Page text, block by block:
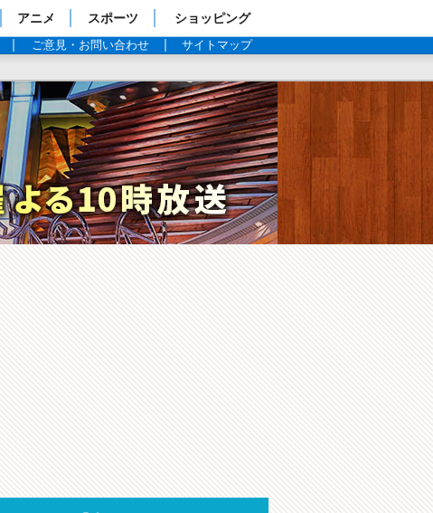
アニメ スポーツ ショッピング
ご意見・お問い合わせ サイトマップ